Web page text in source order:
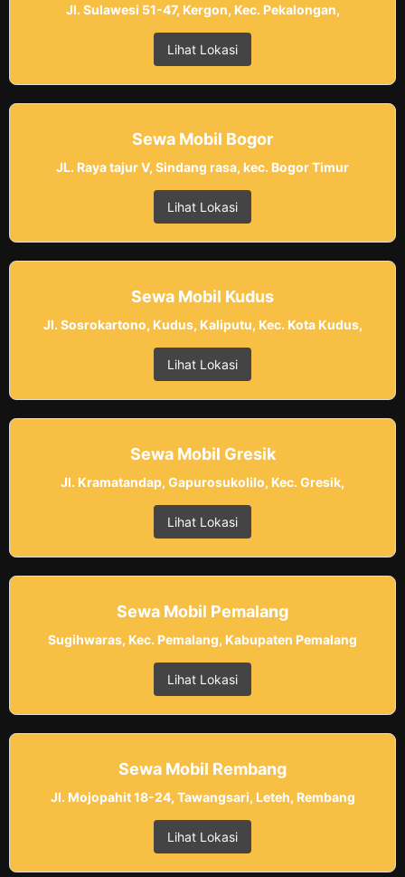
Jl. Sulawesi 51-47, Kergon, Kec. Pekalongan,
Lihat Lokasi
Sewa Mobil Bogor
JL. Raya tajur V, Sindang rasa, kec. Bogor Timur
Lihat Lokasi
Sewa Mobil Kudus
Jl. Sosrokartono, Kudus, Kaliputu, Kec. Kota Kudus,
Lihat Lokasi
Sewa Mobil Gresik
Jl. Kramatandap, Gapurosukolilo, Kec. Gresik,
Lihat Lokasi
Sewa Mobil Pemalang
Sugihwaras, Kec. Pemalang, Kabupaten Pemalang
Lihat Lokasi
Sewa Mobil Rembang
Jl. Mojopahit 18-24, Tawangsari, Leteh, Rembang
Lihat Lokasi